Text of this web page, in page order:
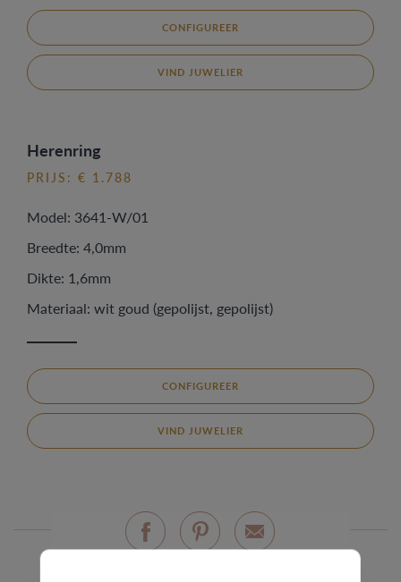
CONFIGUREER
VIND JUWELIER
Herenring
PRIJS: € 1.788
Model: 3641-W/01
Breedte: 4,0mm
Dikte: 1,6mm
Materiaal: wit goud (gepolijst, gepolijst)
CONFIGUREER
VIND JUWELIER